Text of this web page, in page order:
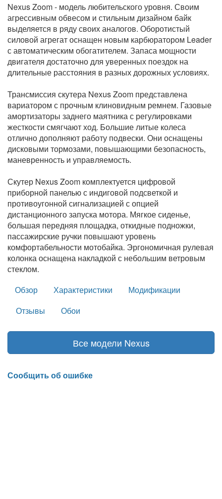
Nexus Zoom - модель любительского уровня. Своим
агрессивным обвесом и стильным дизайном байк
выделяется в ряду своих аналогов. Оборотистый
силовой агрегат оснащен новым карбюратором Leader
с автоматическим обогатителем. Запаса мощности
двигателя достаточно для уверенных поездок на
длительные расстояния в разных дорожных условиях.
Трансмиссия скутера Nexus Zoom представлена
вариатором с прочным клиновидным ремнем. Газовые
амортизаторы заднего маятника с регулировками
жесткости смягчают ход. Большие литые колеса
отлично дополняют работу подвески. Они оснащены
дисковыми тормозами, повышающими безопасность,
маневренность и управляемость.
Скутер Nexus Zoom комплектуется цифровой
приборной панелью с индиговой подсветкой и
противоугонной сигнализацией с опцией
дистанционного запуска мотора. Мягкое сиденье,
большая передняя площадка, откидные подножки,
пассажирские ручки повышают уровень
комфортабельности мотобайка. Эргономичная рулевая
колонка оснащена накладкой с небольшим ветровым
стеклом.
Обзор
Характеристики
Модификации
Отзывы
Обои
Все модели Nexus
Сообщить об ошибке